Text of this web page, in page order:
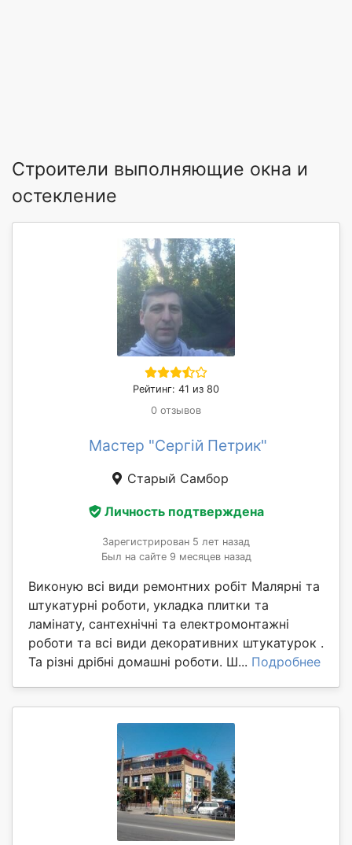
Строители выполняющие окна и
остекление
Рейтинг: 41 из 80
0 отзывов
Мастер "Сергій Петрик"
Старый Самбор
Личность подтверждена
Зарегистрирован 5 лет назад
Был на сайте 9 месяцев назад
Виконую всі види ремонтних робіт Малярні та
штукатурні роботи, укладка плитки та
ламінату, сантехнічні та електромонтажні
роботи та всі види декоративних штукатурок .
Та різні дрібні домашні роботи. Ш... Подробнее